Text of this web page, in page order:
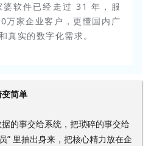
软件已经走过 31 年，服
万家企业客户，更懂国内广
真实的数字化需求。
简单
的事交给系统，把琐碎的事交给
” 里抽出身来，把核心精力放在企